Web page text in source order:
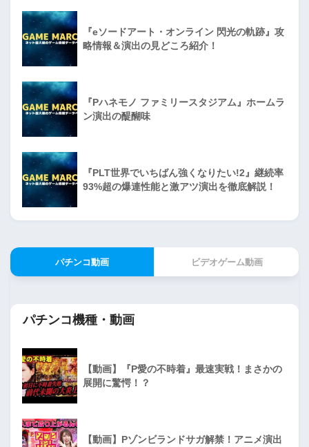
『eソードアート・オンライン 閃光の軌跡』攻
略情報＆演出の見どころ紹介！
『Pハネモノ ファミリースタジアム』ホームラ
ン演出の醍醐味
『PLT世界でいちばん強くなりたい!2』継続率
93%超の爆連性能と激アツ演出を徹底解説！
パチンコ動画 ビデオゲーム動画
パチンコ機種・動画
【動画】『P愛の不時着』最速実戦！まさかの
展開に驚愕！？
【動画】Pゾンビランドサガ解禁！アニメ演出